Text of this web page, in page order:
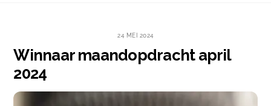
24 MEI 2024
Winnaar maandopdracht april
2024